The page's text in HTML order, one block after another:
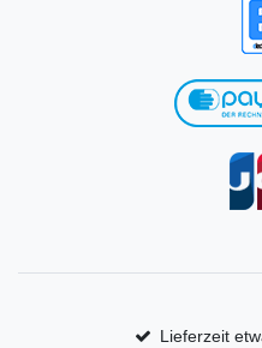
Lieferzeit